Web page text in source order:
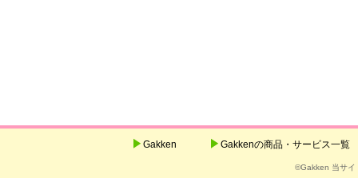
Gakken Gakkenの商品・サービス一覧
©Gakken 当サイ